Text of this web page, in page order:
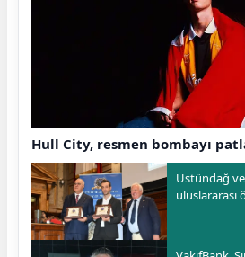
Hull City, resmen bombayı
Üstündağ
uluslararası